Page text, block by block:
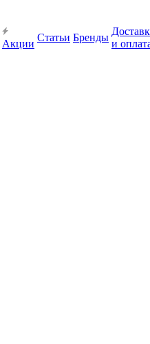
Акции
Статьи Бренды
и